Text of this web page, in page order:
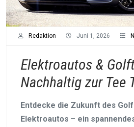
Redaktion Juni 1, 2026
Elektroautos &
Nachhaltig zur Tee
Entdecke die Zukunft des
Elektroautos – ein